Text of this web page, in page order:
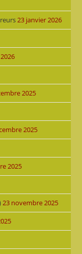
23 janvier 2026
2025
2025
2025
23 novembre 2025